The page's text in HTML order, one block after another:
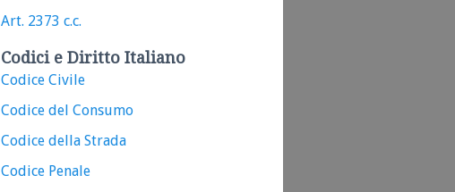
Art. 2373 c.c.
Codici e Diritto Italiano
Codice Civile
Codice del Consumo
Codice della Strada
Codice Penale